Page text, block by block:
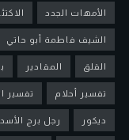
الأمهات الجدد
الشيف فاطمة أبو حاتي
القلق المقادير
تفسير أحلام تفسير
ديكور رجل برج الأسد